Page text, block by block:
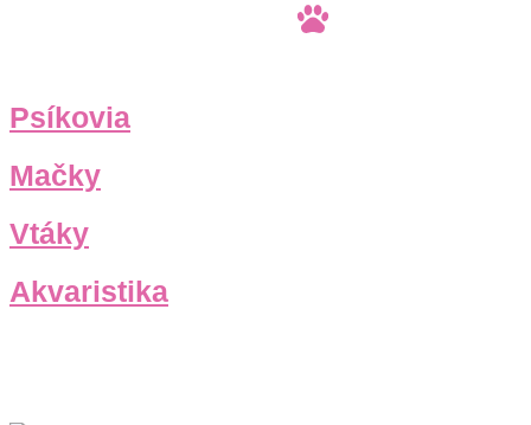
Psíkovia
Mačky
Vtáky
Akvaristika